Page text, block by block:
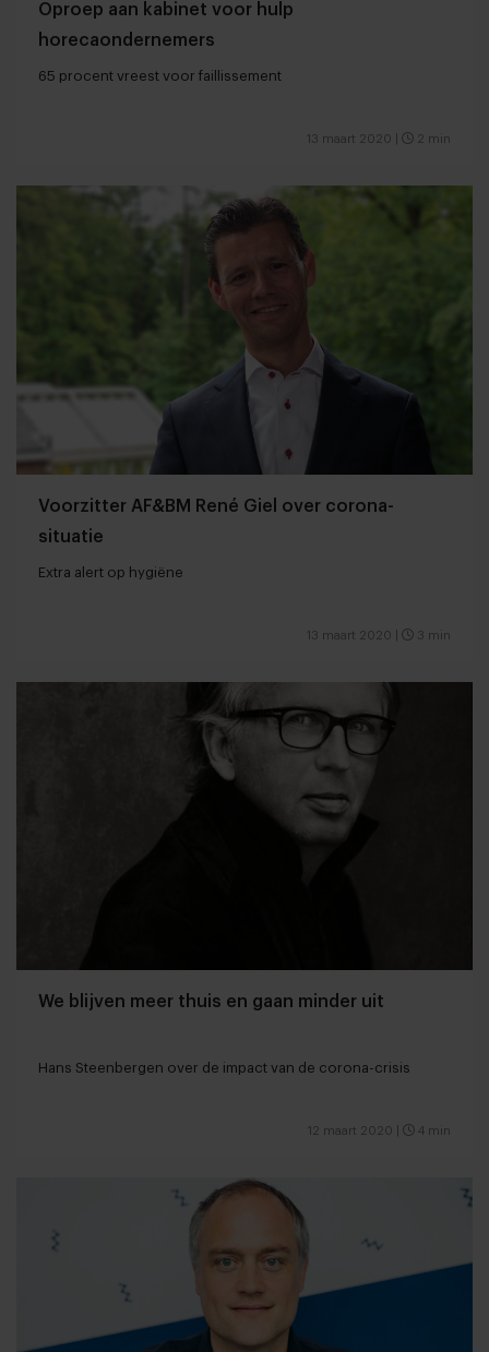
Oproep aan kabinet voor hulp
horecaondernemers
65 procent vreest voor faillissement
13 maart 2020 2 min
Voorzitter AF&BM René Giel over corona-
situatie
Extra alert op hygiëne
13 maart 2020 3 min
We blijven meer thuis en gaan minder uit
Hans Steenbergen over de impact van de corona-crisis
12 maart 2020 4 min